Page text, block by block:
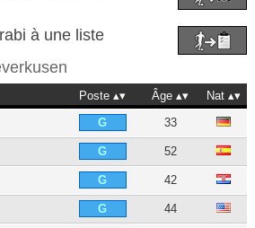
à une liste
Poste Âge
Nat
G 33
G 52
G 42
G 44